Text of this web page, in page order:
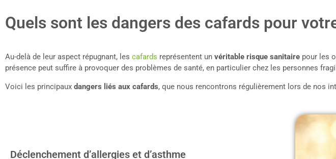
Quels sont les dangers des cafards pour
Au-delà de leur aspect répugnant, les cafards représentent un véritable risque sanitaire pour les
présence peut suffire à provoquer des problèmes de santé, en particulier chez les personnes
Voici les principaux dangers liés aux cafards, que nous rencontrons régulièrement lors de nos
Déclenchement d’allergies et d’asthme